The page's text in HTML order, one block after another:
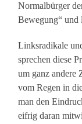
Normalbürger
Bewegung“ und
Linksradikale
sprechen diese
um ganz andere
vom Regen in
man den
eifrig daran